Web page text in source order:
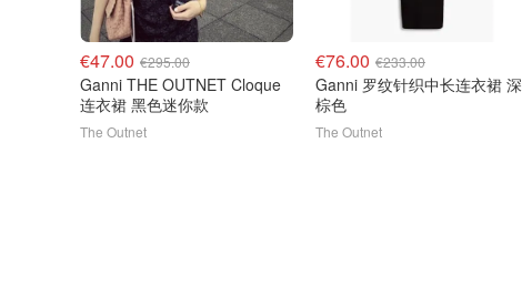
€47.00 €295.00
Ganni THE OUTNET Cloque
连衣裙 黑色迷你款
The Outnet
€76.00 €233.00
Ganni 罗纹针织中长连衣裙 深
棕色
The Outnet